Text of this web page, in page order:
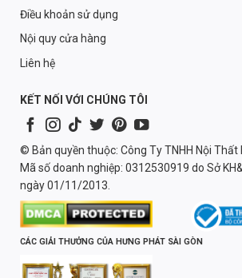
Điều khoản sử dụng
Nội quy cửa hàng
Liên hệ
KẾT NỐI VỚI CHÚNG TÔI
© Bản quyền thuộc: Công Ty TNHH Nội Thất
Mã số doanh nghiệp: 0312530919 do Sở
ngày 01/11/2013.
CÁC GIẢI THƯỞNG CỦA HƯNG PHÁT SÀI GÒN